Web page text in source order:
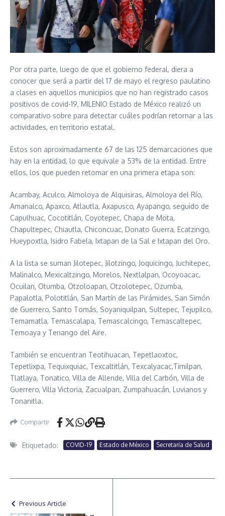
Por otra parte, luego de que el gobierno federal, diera a
conocer que será a partir del 17 de mayo el regreso paulatino
a clases en aquellos municipios que no han registrado casos
positivos de covid-19, MILENIO Estado de México realizó un
comparativo sobre para detectar cuáles podrían retornar a las
actividades, en territorio estatal.
Estos son aproximadamente 67 de las 125 demarcaciones que
hay en la entidad, lo que equivale a 53% de la entidad. Entre
ellos, los que pueden retomar en una primera etapa son:
Acambay, Aculco, Almoloya de Alquisiras, Almoloya del Río,
Amanalco, Apaxco, Atlautla, Axapusco, Ayapango, seguido de
Capulhuac, Cocotitlán, Coyotepec, Chapa de Mota,
Chapultepec, Chiautla, Chiconcuac, Donato Guerra, Ecatzingo,
Hueypoxtla, Isidro Fabela, Ixtapan de la Sal e Ixtapan del Oro.
A la lista se suman Jilotepec, Jilotzingo, Joquicingo, Juchitepec,
Malinalco, Mexicaltzingo, Morelos, Nextlalpan, Ocoyoacac,
Ocuilan, Otumba, Otzoloapan, Otzolotepec, Ozumba,
Papalotla, Polotitlán, San Martín de las Pirámides, San Simón
de Guerrero, Santo Tomás, Soyaniquilpan, Sultepec, Tejupilco,
Temamatla, Temascalapa, Temascalcingo, Temascaltepec,
Temoaya y Tenango del Aire.
También se encuentran Teotihuacan, Tepetlaoxtoc,
Tepetlixpa, Tequixquiac, Texcaltitlán, Texcalyacac,Timilpan,
Tlatlaya, Tonatico, Villa de Allende, Villa del Carbón, Villa de
Guerrero, Villa Victoria, Zacualpan, Zumpahuacán, Luvianos y
Tonanitla.
Compartir
Etiquetado: COVID-19 Estado de México Secretaría de Salud
Previous Article